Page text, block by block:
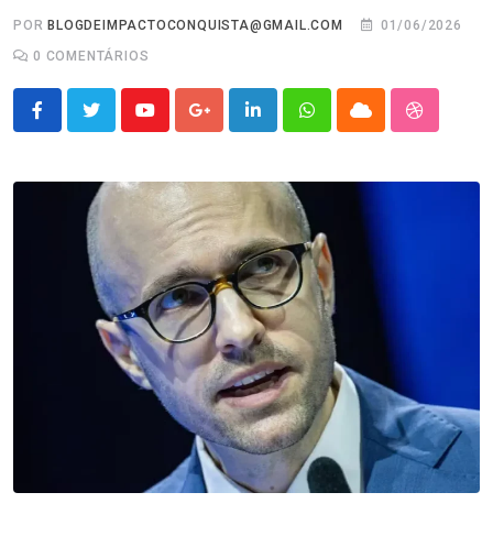
POR BLOGDEIMPACTOCONQUISTA@GMAIL.COM
01/06/2026
0 COMENTÁRIOS
YoutubeGoogle+LinkedInWhatsappCloud